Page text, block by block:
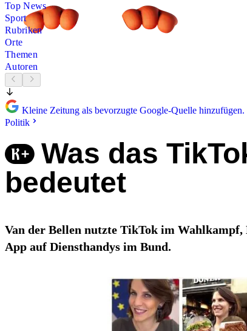
Top News
Sport
Rubriken
Orte
Themen
Autoren
Kleine Zeitung als bevorzugte Google-Quelle hinzufügen.
Politik
Was das
bedeutet
Van der Bellen nutzte TikTok im
App auf Diensthandys im Bund.